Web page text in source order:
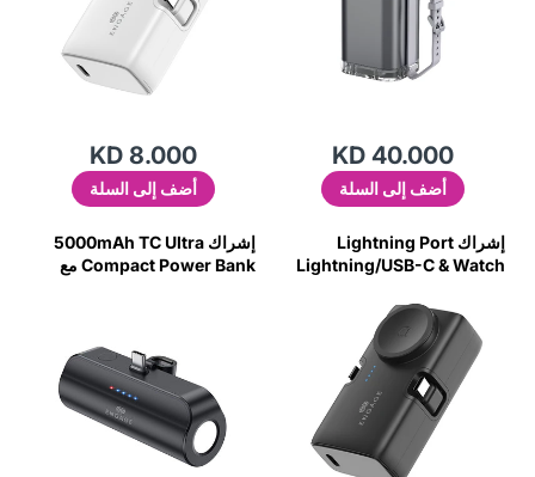
KD 40.000
أضف إلى السلة
KD 8.000
أضف إلى السلة
إشراك Lightning Port
Lightning/USB-C & Watch
(5000 مللي أمبير في الساعة)
إشراك 5000mAh TC Ultra
Compact Power Bank مع